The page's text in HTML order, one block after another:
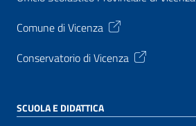
Comune di Vicenza
Conservatorio di Vicenza
SCUOLA E DIDATTICA